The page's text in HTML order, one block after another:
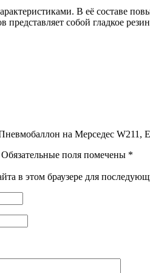
В её составе
собой гладкое
на Мерседес W211,
Обязательные поля помечены *
в этом браузере для